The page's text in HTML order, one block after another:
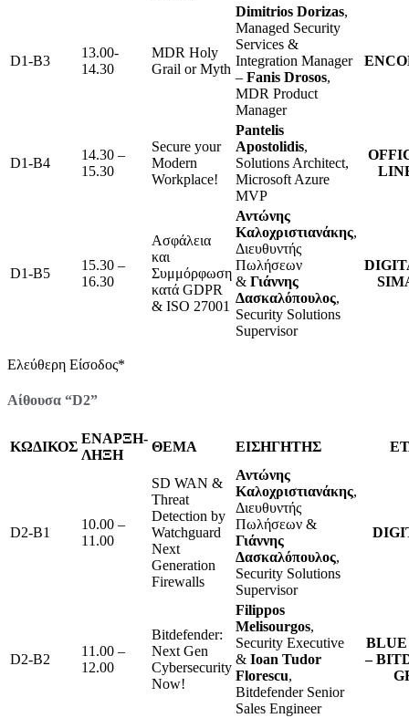
D1-B3
13.00-
14.30
MDR Holy
Grail or Myth
Dimitrios Dorizas,
Managed Security
Services &
Integration Manager
– Fanis Drosos,
MDR Product
Manager
D1-B4
14.30 –
15.30
Secure your
Modern
Workplace!
Pantelis
Apostolidis,
Solutions Architect,
Microsoft Azure
MVP
D1-B5
15.30 –
16.30
Ασφάλεια
και
Συμμόρφωση
κατά GDPR
& ISO 27001
Αντώνης
Καλοχριστιανάκης,
Διευθυντής
Πωλήσεων
& Γιάννης
Δασκαλόπουλος,
Security Solutions
Supervisor
Ελεύθερη Είσοδος*
Αίθουσα “D2”
ΚΩΔΙΚΟΣ
ΕΝΑΡΞΗ-
ΛΗΞΗ
ΘΕΜΑ ΕΙΣΗΓΗΤΗΣ
D2-B1
10.00 –
11.00
SD WAN &
Threat
Detection by
Watchguard
Next
Generation
Firewalls
Αντώνης
Καλοχριστιανάκης,
Διευθυντής
Πωλήσεων &
Γιάννης
Δασκαλόπουλος,
Security Solutions
Supervisor
D2-B2
11.00 –
12.00
Bitdefender:
Next Gen
Cybersecurity
Now!
Filippos
Melisourgos,
Security Executive
& Ioan Tudor
Florescu,
Bitdefender Senior
Sales Engineer
–